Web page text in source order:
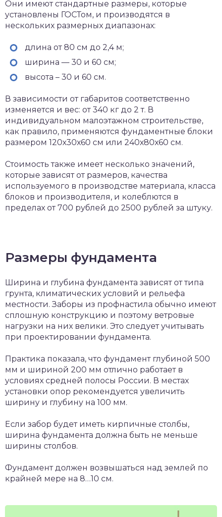
Они имеют стандартные размеры, которые
установлены ГОСТом, и производятся в
нескольких размерных диапазонах:
длина от 80 см до 2,4 м;
ширина — 30 и 60 см;
высота – 30 и 60 см.
В зависимости от габаритов соответственно
изменяется и вес: от 340 кг до 2 т. В
индивидуальном малоэтажном строительстве,
как правило, применяются фундаментные блоки
размером 120х30х60 см или 240х80х60 см.
Стоимость также имеет несколько значений,
которые зависят от размеров, качества
используемого в производстве материала, класса
блоков и производителя, и колеблются в
пределах от 700 рублей до 2500 рублей за штуку.
Размеры фундамента
Ширина и глубина фундамента зависят от типа
грунта, климатических условий и рельефа
местности. Заборы из профнастила обычно имеют
сплошную конструкцию и поэтому ветровые
нагрузки на них велики. Это следует учитывать
при проектировании фундамента.
Практика показала, что фундамент глубиной 500
мм и шириной 200 мм отлично работает в
условиях средней полосы России. В местах
установки опор рекомендуется увеличить
ширину и глубину на 100 мм.
Если забор будет иметь кирпичные столбы,
ширина фундамента должна быть не меньше
ширины столбов.
Фундамент должен возвышаться над землей по
крайней мере на 8…10 см.